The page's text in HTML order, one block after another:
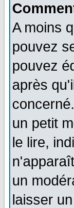
A moins
pouvez
pouvez
après
un petit
le lire,
un
laisser